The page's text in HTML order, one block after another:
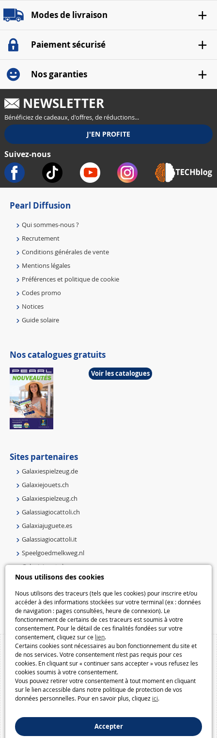
Nous utilisons des cookies
Nous utilisons des traceurs (tels que les cookies) pour inscrire et/ou
accéder à des informations stockées sur votre terminal (ex : données
de navigation : pages consultées, heure de connexion). Le
fonctionnement de certains de ces traceurs est soumis à votre
consentement. Pour le détail de ces finalités fondées sur votre
consentement, cliquez sur ce lien.
Certains cookies sont nécessaires au bon fonctionnement du site et
de nos services. Votre consentement n’est pas requis pour ces
cookies. En cliquant sur « continuer sans accepter » vous refusez les
cookies soumis à votre consentement.
Vous pouvez retirer votre consentement à tout moment en cliquant
sur le lien accessible dans notre politique de protection de vos
données personnelles. Pour en savoir plus, cliquez ici.
Accepter
Modes de livraison
Paiement sécurisé
Nos garanties
NEWSLETTER
Bénéficiez de cadeaux, d'offres, de réductions...
Suivez-nous
Pearl Diffusion
Qui sommes-nous ?
Recrutement
Conditions générales de vente
Mentions légales
Préférences et politique de cookie
Codes promo
Notices
Guide solaire
Nos catalogues gratuits
Voir les catalogues
Sites partenaires
Galaxiespielzeug.de
Galaxiejouets.ch
Galaxiespielzeug.ch
Galassiagiocattoli.ch
Galaxiajuguete.es
Galassiagiocattoli.it
Speelgoedmelkweg.nl
Galaxiejouets.be
Galaxiespielzeug.be
Speelgoedmelkweg.be
Macway.com